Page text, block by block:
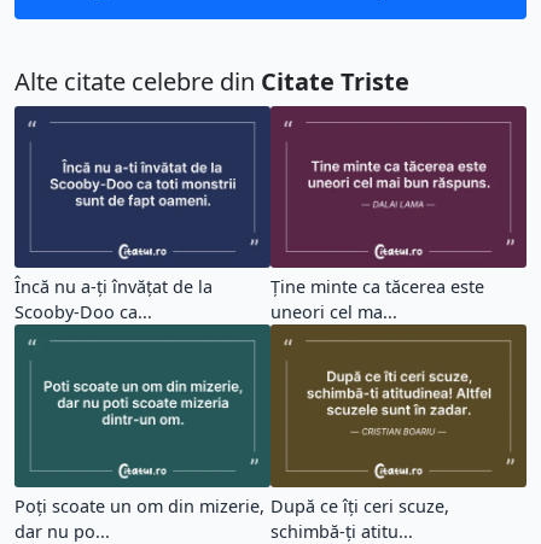
Alte citate celebre din Citate Triste
Încă nu a-ți învățat de la
Scooby-Doo ca...
Ține minte ca tăcerea este
uneori cel ma...
Poți scoate un om din mizerie,
dar nu po...
După ce îți ceri scuze,
schimbă-ți atitu...